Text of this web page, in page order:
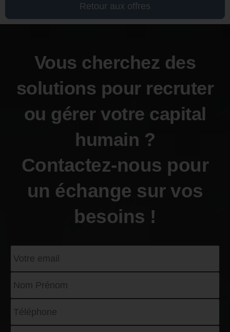
Retour aux offres
Vous cherchez des
solutions pour recruter
ou gérer votre capital
humain ?
Contactez-nous pour
un échange sur vos
besoins !